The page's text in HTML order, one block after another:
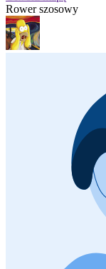
Rower szosowy